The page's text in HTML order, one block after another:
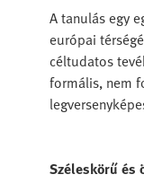
A tanulás egy
európai
céltudatos
formális, nem
Széleskörű és